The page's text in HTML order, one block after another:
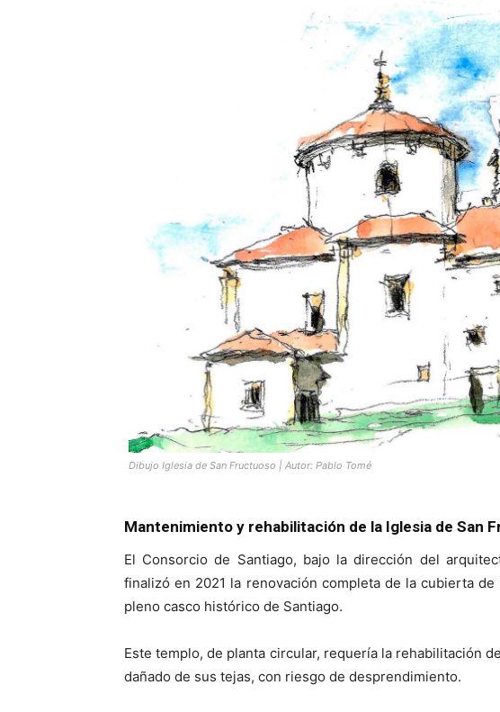
Dibujo Iglesia de San Fructuoso | Autor: Pablo Tomé
Mantenimiento y rehabilitación de la Iglesia de San
El Consorcio de Santiago, bajo la dirección del
finalizó en 2021 la renovación completa de la cubierta
pleno casco histórico de Santiago.
Este templo, de planta circular, requería la rehabilitación
dañado de sus tejas, con riesgo de desprendimiento.